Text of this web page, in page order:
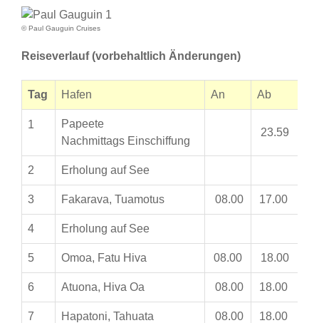
© Paul Gauguin Cruises
Reiseverlauf (vorbehaltlich Änderungen)
Tag Hafen An Ab
1
Papeete
Nachmittags Einschiffung
23.59
2 Erholung auf See
3 Fakarava, Tuamotus 08.00 17.00
4 Erholung auf See
5 Omoa, Fatu Hiva 08.00 18.00
6 Atuona, Hiva Oa 08.00 18.00
7 Hapatoni, Tahuata 08.00 18.00